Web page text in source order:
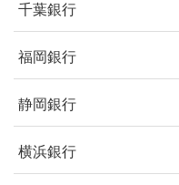
千葉銀行
福岡銀行
静岡銀行
横浜銀行